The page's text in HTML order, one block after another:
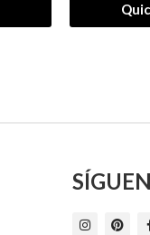
I
n
P
i